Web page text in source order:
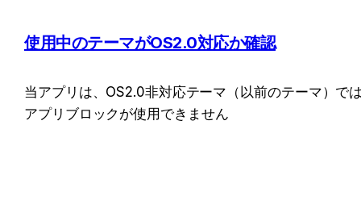
使用中のテーマがOS2.0対応か確認
当アプリは、OS2.0非対応テーマ（以前のテーマ）で
アプリブロックが使用できません